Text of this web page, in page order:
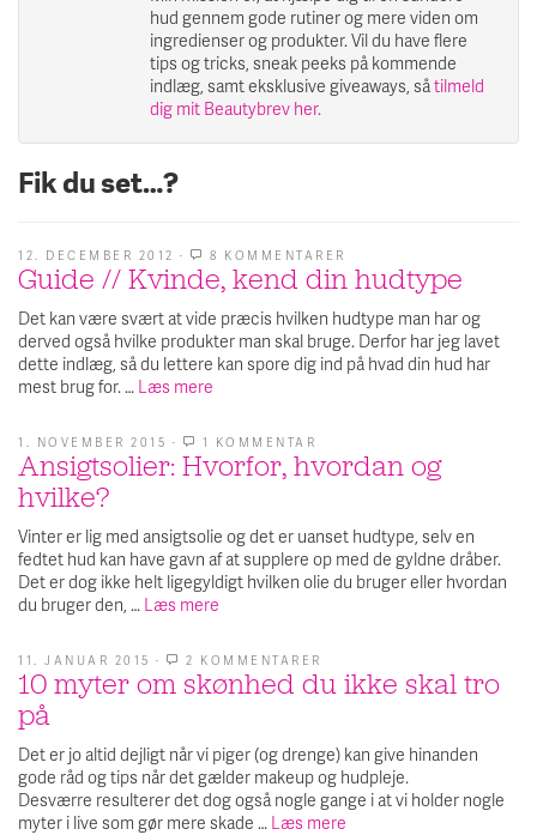
hud gennem gode rutiner og mere viden om
ingredienser og produkter. Vil du have flere
tips og tricks, sneak peeks på kommende
indlæg, samt eksklusive giveaways, såtilmeld
dig mit Beautybrev her.
Fik du set…?
12. DECEMBER 2012 · 8 KOMMENTARER
GUIDE
//
KEND
DIN
HUDTYPE
Guide // Kvinde, kend din hudtype
Det kan være svært at vide præcis hvilken hudtype man har og
derved også hvilke produkter man skal bruge. Derfor har jeg lavet
dette indlæg, så du lettere kan spore dig ind på hvad din hud har
mest brug for. … Læs mere
1. NOVEMBER 2015 · 1 KOMMENTAR
ANSIGTSOLIER:
HVORFOR,
HVILKE?
Ansigtsolier: Hvorfor, hvordan og
hvilke?
Vinter er lig med ansigtsolie og det er uanset hudtype, selv en
fedtet hud kan have gavn af at supplere op med de gyldne dråber.
Det er dog ikke helt ligegyldigt hvilken olie du bruger eller hvordan
du bruger den, … Læs mere
11. JANUAR 2015 · 2 KOMMENTARER
10
MYTER
DU
IKKE
SKAL
TRO
PÅ
10 myter om skønhed du ikke skal tro
på
Det er jo altid dejligt når vi piger (og drenge) kan give hinanden
gode råd og tips når det gælder makeup og hudpleje.
Desværre resulterer det dog også nogle gange i at vi holder nogle
myter i live som gør mere skade … Læs mere